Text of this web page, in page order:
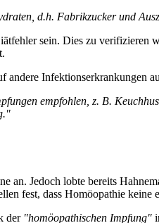
d.h. Fabrikzucker und
sein. Dies zu
andere Infektionserkrankungen
empfohlen, z. B.
an. Jedoch lobte bereits
fest, dass Homöopathie keine
der "homöopathischen Impfung"